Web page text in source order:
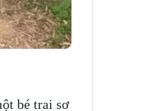
bé trai sơ